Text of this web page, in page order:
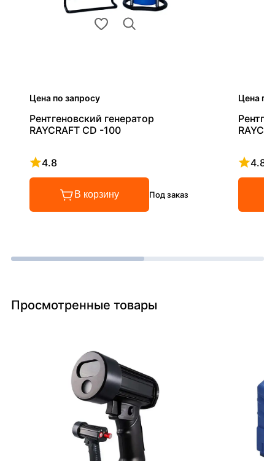
Цена по запросу
Рентгеновский генератор
RAYCRAFT CD -100
4.8
Рейтинг 4.8 из 5
В корзину Под заказ
Цена по
4.8
Просмотренные товары